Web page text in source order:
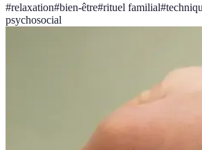
#relaxation#bien-être#rituel familial#
psychosocial